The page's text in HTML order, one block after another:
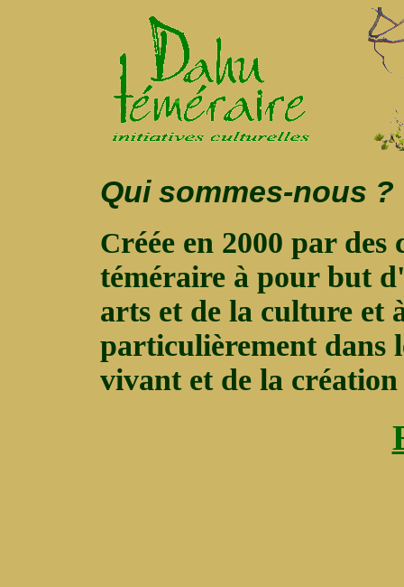
Qui sommes-nous ?
Créée en 2000 par
téméraire à pour but
arts et de la culture et
particulièrement dans
vivant et de la